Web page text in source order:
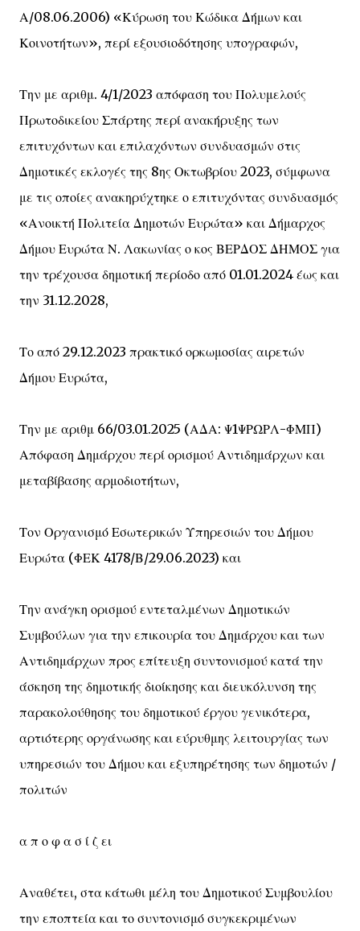
Α/08.06.2006) «Κύρωση του Κώδικα Δήμων και
Κοινοτήτων», περί εξουσιοδότησης υπογραφών,
Την με αριθμ. 4/1/2023 απόφαση του Πολυμελούς
Πρωτοδικείου Σπάρτης περί ανακήρυξης των
επιτυχόντων και επιλαχόντων συνδυασμών στις
Δημοτικές εκλογές της 8ης Οκτωβρίου 2023, σύμφωνα
με τις οποίες ανακηρύχτηκε ο επιτυχόντας συνδυασμός
«Ανοικτή Πολιτεία Δημοτών Ευρώτα» και Δήμαρχος
Δήμου Ευρώτα Ν. Λακωνίας ο κος ΒΕΡΔΟΣ ΔΗΜΟΣ για
την τρέχουσα δημοτική περίοδο από 01.01.2024 έως και
την 31.12.2028,
Το από 29.12.2023 πρακτικό ορκωμοσίας αιρετών
Δήμου Ευρώτα,
Την με αριθμ 66/03.01.2025 (ΑΔΑ: Ψ1ΨΡΩΡΛ-ΦΜΠ)
Απόφαση Δημάρχου περί ορισμού Αντιδημάρχων και
μεταβίβασης αρμοδιοτήτων,
Τον Οργανισμό Εσωτερικών Υπηρεσιών του Δήμου
Ευρώτα (ΦΕΚ 4178/Β/29.06.2023) και
Την ανάγκη ορισμού εντεταλμένων Δημοτικών
Συμβούλων για την επικουρία του Δημάρχου και των
Αντιδημάρχων προς επίτευξη συντονισμού κατά την
άσκηση της δημοτικής διοίκησης και διευκόλυνση της
παρακολούθησης του δημοτικού έργου γενικότερα,
αρτιότερης οργάνωσης και εύρυθμης λειτουργίας των
υπηρεσιών του Δήμου και εξυπηρέτησης των δημοτών /
πολιτών
α π ο φ α σ ί ζ ει
Αναθέτει, στα κάτωθι μέλη του Δημοτικού Συμβουλίου
την εποπτεία και το συντονισμό συγκεκριμένων